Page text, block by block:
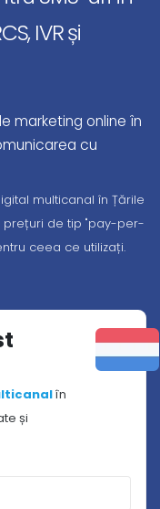
IVR și
marketing online în
cu
multicanal în Țările
prețuri de tip "pay-per-
ceea ce utilizați.
în
și